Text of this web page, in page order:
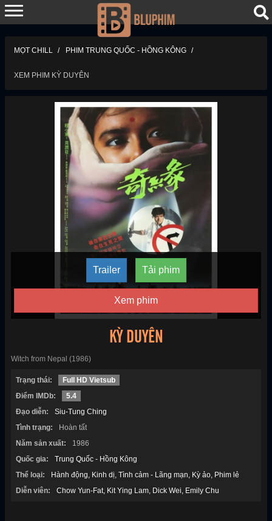
MỌT CHILL PHIM TRUNG QUỐC - HỒNG KÔNG
XEM PHIM KỲ DUYÊN
Trailer Tải phim
Xem phim
KỲ DUYÊN
Witch from Nepal (1986)
Trạng thái:
Full HD Vietsub
Điểm IMDb:
5.4
Đạo diễn:
Siu-Tung Ching
Tình trạng:
Hoàn tất
Năm sản xuất:
1986
Quốc gia:
Trung Quốc - Hồng Kông
Thể loại:
Hành động Kinh dị Tình cảm - Lãng mạn Kỳ ảo Phim lẻ
Diễn viên:
Chow Yun-Fat Kit Ying Lam Dick Wei Emily Chu